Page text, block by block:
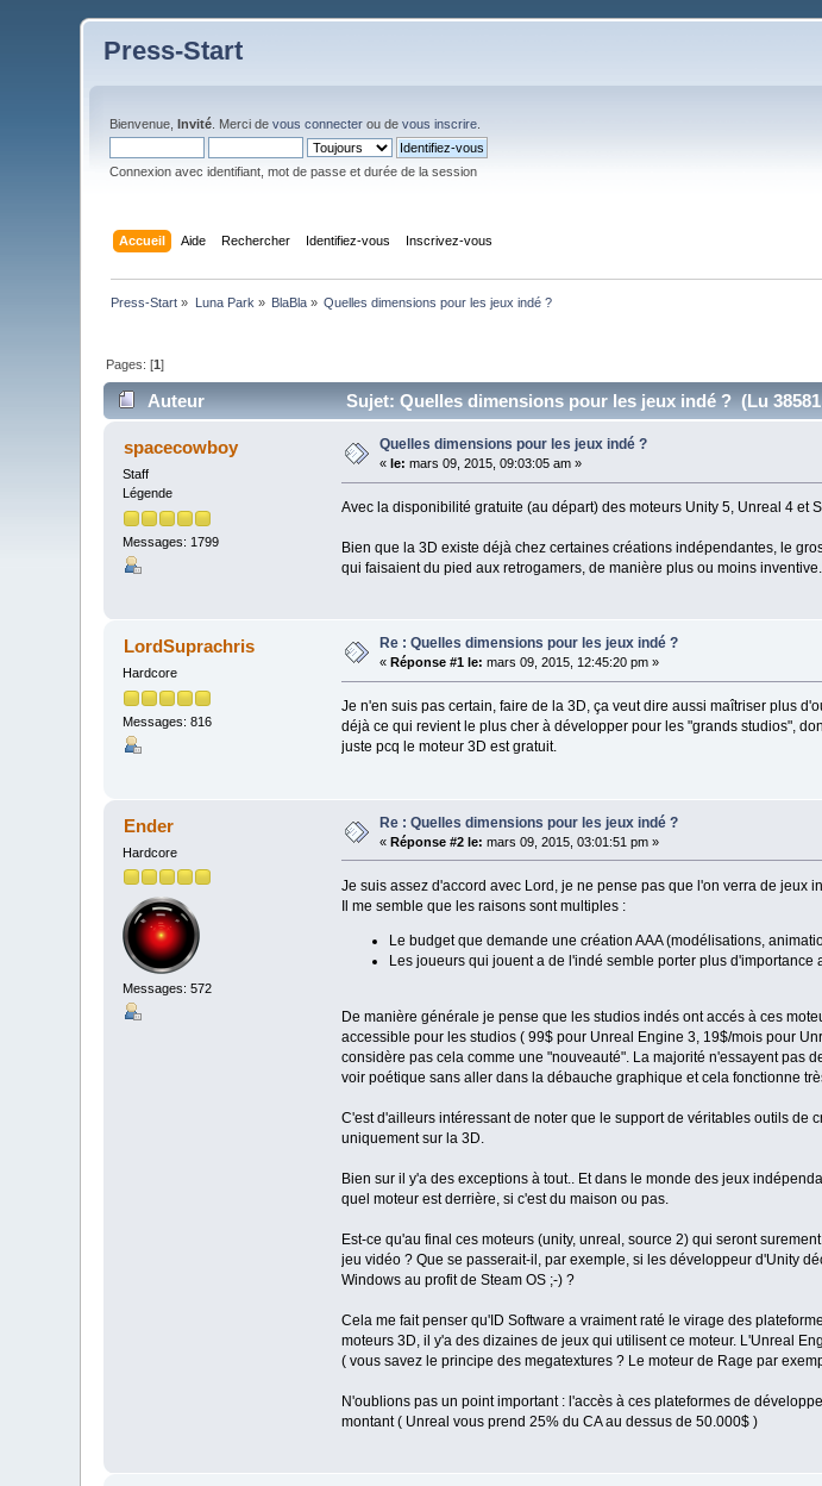
Press-Start
Bienvenue,Invité . Merci devous connecter ou devous inscrire
Connexion avec identifiant, mot de passe et durée de la session
Accueil Aide Rechercher Identifiez-vous Inscrivez-vous
Press-Start » Luna Park » BlaBla » Quelles dimensions pour les jeux indé ?
Pages: [1]
Auteur Sujet: Quelles dimensions pour les jeux indé ? (Lu
spacecowboy
Staff
Légende
Messages: 1799
Quelles dimensions pour les jeux indé ?
« le: mars 09, 2015, 09:03:05 am »
Avec la disponibilité gratuite (au départ) des moteurs Unity 5, Unreal 4 et
Bien que la 3D existe déjà chez certaines créations indépendantes, le
qui faisaient du pied aux retrogamers, de manière plus ou moins
LordSuprachris
Hardcore
Messages: 816
Re : Quelles dimensions pour les jeux indé ?
« Réponse #1 le: mars 09, 2015, 12:45:20 pm »
Je n'en suis pas certain, faire de la 3D, ça veut dire aussi maîtriser plus
déjà ce qui revient le plus cher à développer pour les "grands studios",
juste pcq le moteur 3D est gratuit.
Ender
Hardcore
Messages: 572
Re : Quelles dimensions pour les jeux indé ?
«Réponse #2 le: mars 09, 2015, 03:01:51 pm »
Je suis assez d'accord avec Lord, je ne pense pas que l'on verra de jeux
Il me semble que les raisons sont multiples :
Le budget que demande une création AAA (modélisations,
Les joueurs qui jouent a de l'indé semble porter plus
De manière générale je pense que les studios indés ont accés à ces
accessible pour les studios ( 99$ pour Unreal Engine 3, 19$/mois pour
considère pas cela comme une "nouveauté". La majorité n'essayent pas
voir poétique sans aller dans la débauche graphique et cela fonctionne
C'est d'ailleurs intéressant de noter que le support de véritables outils
uniquement sur la 3D.
Bien sur il y'a des exceptions à tout.. Et dans le monde des jeux
quel moteur est derrière, si c'est du maison ou pas.
Est-ce qu'au final ces moteurs (unity, unreal, source 2) qui seront
jeu vidéo ? Que se passerait-il, par exemple, si les développeur d'Unity
Windows au profit de Steam OS ;-) ?
Cela me fait penser qu'ID Software a vraiment raté le virage des
moteurs 3D, il y'a des dizaines de jeux qui utilisent ce moteur. L'Unreal
( vous savez le principe des megatextures ? Le moteur de Rage par
N'oublions pas un point important : l'accès à ces plateformes de
montant ( Unreal vous prend 25% du CA au dessus de 50.000$ )